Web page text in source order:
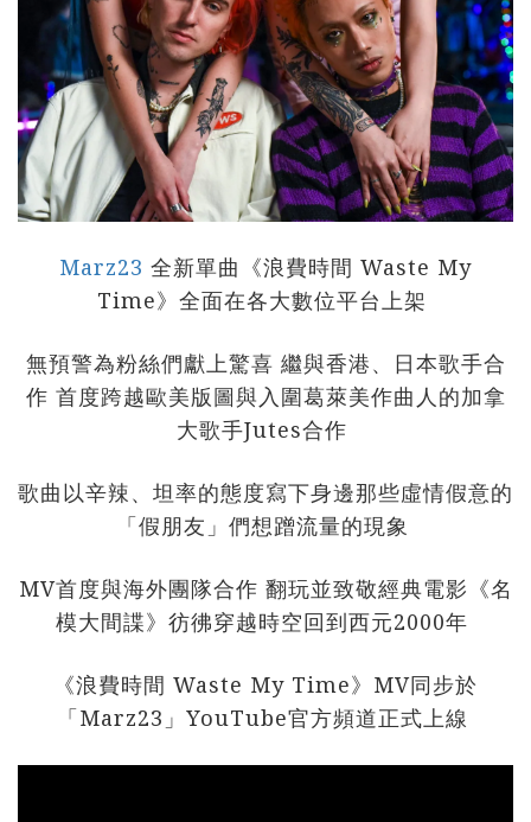
Marz23 全新單曲《浪費時間 Waste My
Time》全面在各大數位平台上架
無預警為粉絲們獻上驚喜 繼與香港、日本歌手合
作 首度跨越歐美版圖與入圍葛萊美作曲人的加拿
大歌手Jutes合作
歌曲以辛辣、坦率的態度寫下身邊那些虛情假意的
「假朋友」們想蹭流量的現象
MV首度與海外團隊合作 翻玩並致敬經典電影《名
模大間諜》彷彿穿越時空回到西元2000年
《浪費時間 Waste My Time》MV同步於
「Marz23」YouTube官方頻道正式上線